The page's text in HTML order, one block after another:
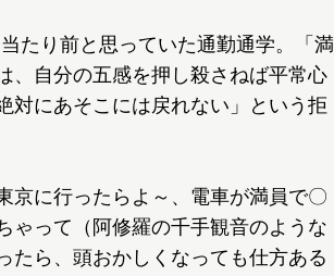
たり前と思っていた通勤通学。「満
、自分の五感を押し殺さねば平常心
対にあそこには戻れない」という拒
に行ったらよ～、電車が満員で〇
ゃって（阿修羅の千手観音のような
ら、頭おかしくなっても仕方ある